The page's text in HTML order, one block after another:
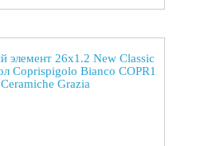
элемент 26x1.2 New Classic
Coprispigolo Bianco COPR1
Ceramiche Grazia